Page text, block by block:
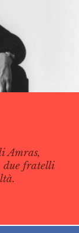
Amras,
due fratelli